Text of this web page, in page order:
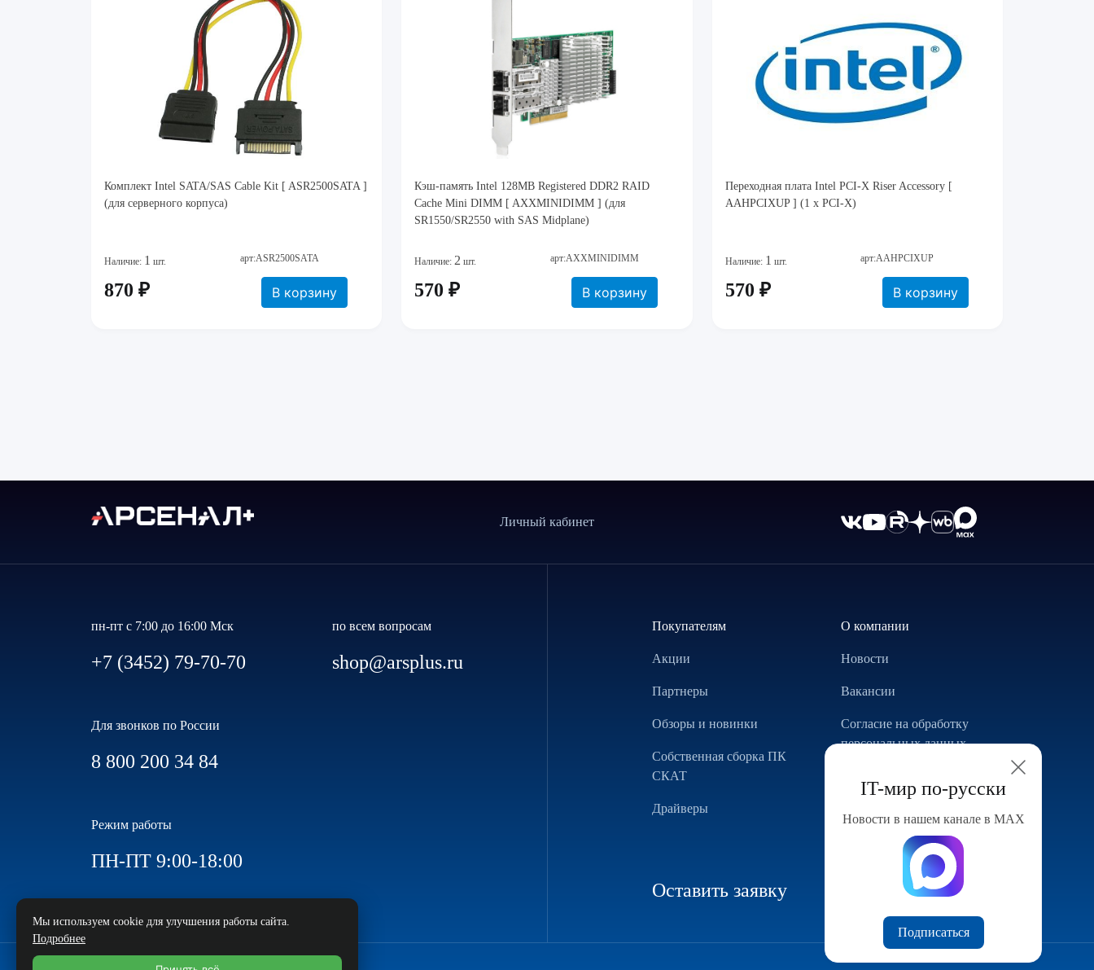
Комплект Intel SATA/SAS Cable Kit [ ASR2500SATA ]
(для серверного корпуса)
Наличие: 1 шт. арт:ASR2500SATA
870 ₽ В корзину
Кэш-память Intel 128MB Registered DDR2 RAID
Cache Mini DIMM [ AXXMINIDIMM ] (для
SR1550/SR2550 with SAS Midplane)
Наличие:2 шт. арт:AXXMINIDIMM
570 ₽ В корзину
Переходная плата Intel PCI-X Riser Accessory [
AAHPCIXUP ] (1 x PCI-X)
Наличие: 1 шт. арт:AAHPCIXUP
570 ₽ В корзину
IT-мир по-русски
Новости в нашем канале в МАХ
Подписаться
Личный кабинет
пн-пт с 7:00 до 16:00 Мск
+7 (3452) 79-70-70
по всем вопросам
shop@arsplus.ru
Для звонков по России
8 800 200 34 84
Режим работы
ПН-ПТ 9:00-18:00
Покупателям
Акции
Партнеры
Обзоры и новинки
Собственная сборка ПК
СКАТ
Драйверы
О компании
Новости
Вакансии
Согласие на обработку
персональных данных
Конфигуратор компьютера
Оставить заявку
Мы используем cookie для улучшения работы сайта.
Подробнее